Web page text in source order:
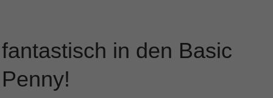
in den Basic